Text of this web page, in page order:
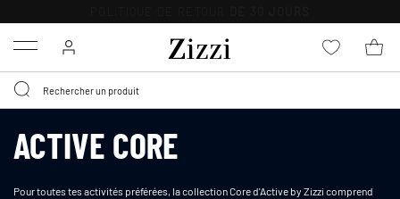
Menu
ACTIVE CORE
Pour toutes tes activités préférées, la collection Core d'Active by Zizzi comprend